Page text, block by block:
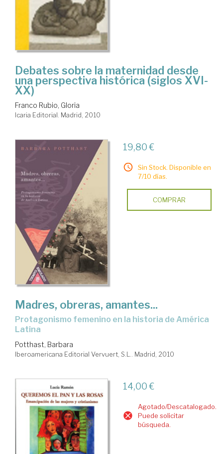
Debates sobre la maternidad desde
una perspectiva histórica (siglos XVI-
XX)
Franco Rubio, Gloria
Icaria Editorial. Madrid, 2010
19,80 €
Sin Stock. Disponible en
7/10 días.
COMPRAR
Madres, obreras, amantes...
protagonismo femenino en la historia de América
Latina
Potthast, Barbara
Iberoamericana Editorial Vervuert, S.L.. Madrid, 2010
14,00 €
Agotado/Descatalogado.
Puede solicitar
búsqueda.